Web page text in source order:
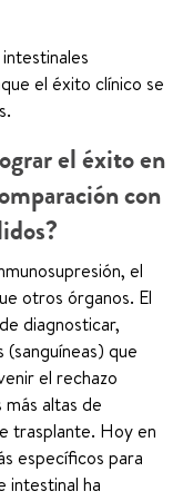
el éxito clínico se
el éxito en
con
el
otros órganos. El
diagnosticar,
que
el rechazo
altas de
trasplante. Hoy en
específicos para
intestinal ha